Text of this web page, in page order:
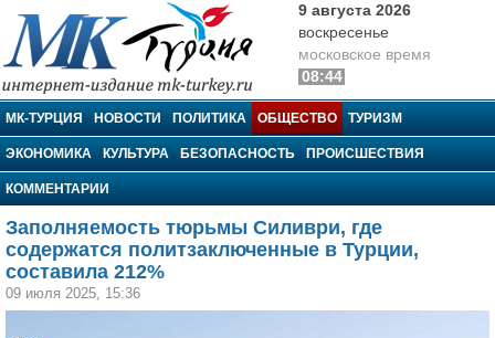
МК-Турция
9 августа 2026
воскресенье
московское время
08:44
МК-ТУРЦИЯ НОВОСТИ ПОЛИТИКА ОБЩЕСТВО ТУРИЗМ
ЭКОНОМИКА КУЛЬТУРА БЕЗОПАСНОСТЬ ПРОИСШЕСТВИЯ
КОММЕНТАРИИ
Заполняемость тюрьмы Силиври, где
содержатся политзаключенные в Турции,
составила 212%
09 июля 2025, 15:36